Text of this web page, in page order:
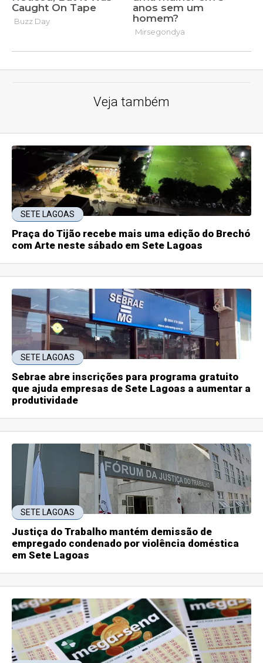
Veja também
SETE LAGOAS
Praça do Tijão recebe mais uma edição do Brechó
com Arte neste sábado em Sete Lagoas
SETE LAGOAS
Sebrae abre inscrições para programa gratuito
que ajuda empresas de Sete Lagoas a aumentar a
produtividade
SETE LAGOAS
Justiça do Trabalho mantém demissão de
empregado condenado por violência doméstica
em Sete Lagoas